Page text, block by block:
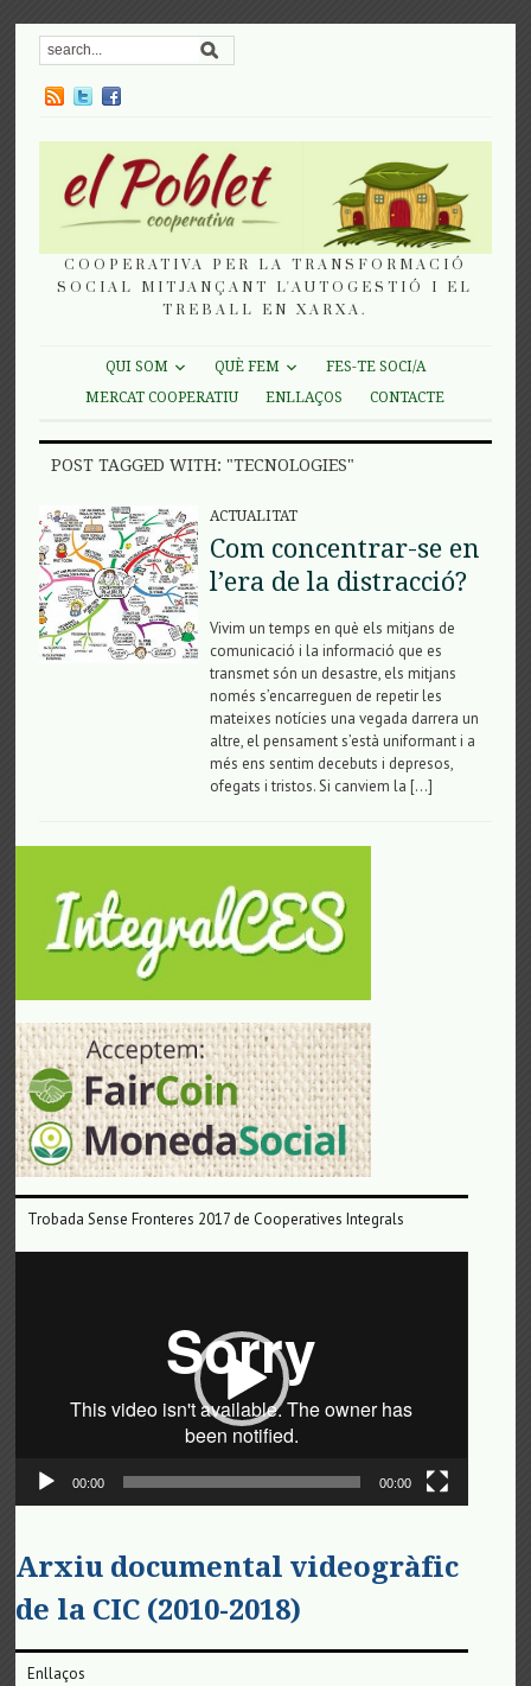
COOPERATIVA PER LA TRANSFORMACIÓ
SOCIAL MITJANÇANT L'AUTOGESTIÓ I EL
TREBALL EN XARXA.
QUI SOM QUÈ FEM
FES-TE SOCI/A
MERCAT COOPERATIU
ENLLAÇOS CONTACTE
POST TAGGED WITH: "TECNOLOGIES"
ACTUALITAT
Com concentrar-se en
l’era de la distracció?
Vivim un temps en què els mitjans de
comunicació i la informació que es
transmet són un desastre, els mitjans
només s’encarreguen de repetir les
mateixes notícies una vegada darrera un
altre, el pensament s’està uniformant i a
més ens sentim decebuts i depresos,
ofegats i tristos. Si canviem la […]
Trobada Sense Fronteres 2017 de Cooperatives Integrals
00:00 00:00
Arxiu documental videogràfic
de la CIC (2010-2018)
Enllaços